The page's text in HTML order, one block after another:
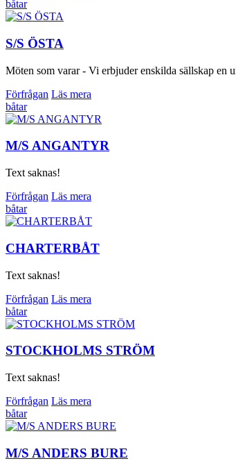
båtar
S/S ÖSTA
Möten som varar - Vi erbjuder enskilda sällskap en
Förfrågan Läs mera
båtar
M/S ANGANTYR
Text saknas!
Förfrågan Läs mera
båtar
CHARTERBÅT
Text saknas!
Förfrågan Läs mera
båtar
STOCKHOLMS STRÖM
Text saknas!
Förfrågan Läs mera
båtar
M/S ANDERS BURE